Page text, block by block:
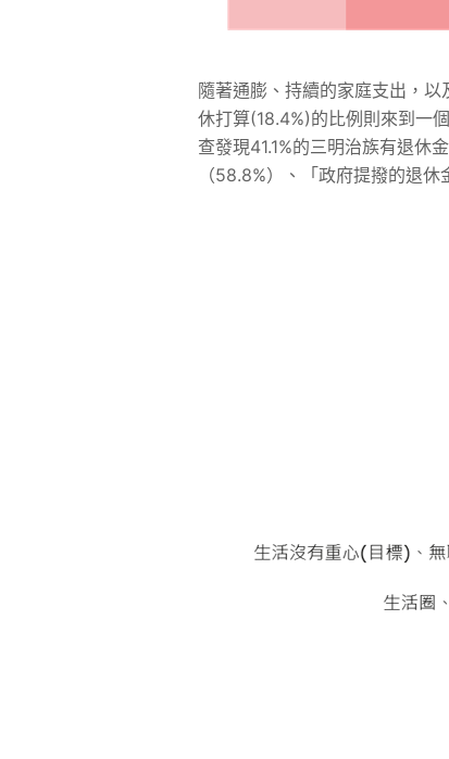
隨著通膨、持續的家庭支出，
休打算(18.4%)的比例則來到一
查發現41.1%的三明治族有退休
（58.8%）、「政府提撥的退